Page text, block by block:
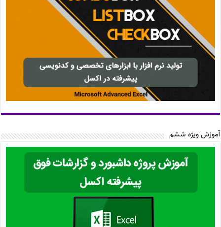
آموزش ویژه ششم